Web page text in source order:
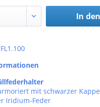
In den
mit schwarzer Kappe
Iridium-Feder